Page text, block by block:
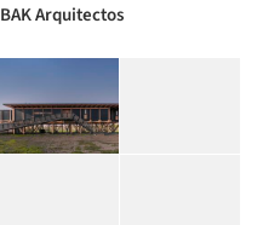
BAK Arquitectos